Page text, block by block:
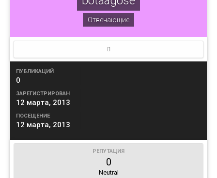
Отвечающие
ПУБЛИКАЦИЙ
0
ЗАРЕГИСТРИРОВАН
12 марта, 2013
ПОСЕЩЕНИЕ
12 марта, 2013
РЕПУТАЦИЯ
0
Neutral